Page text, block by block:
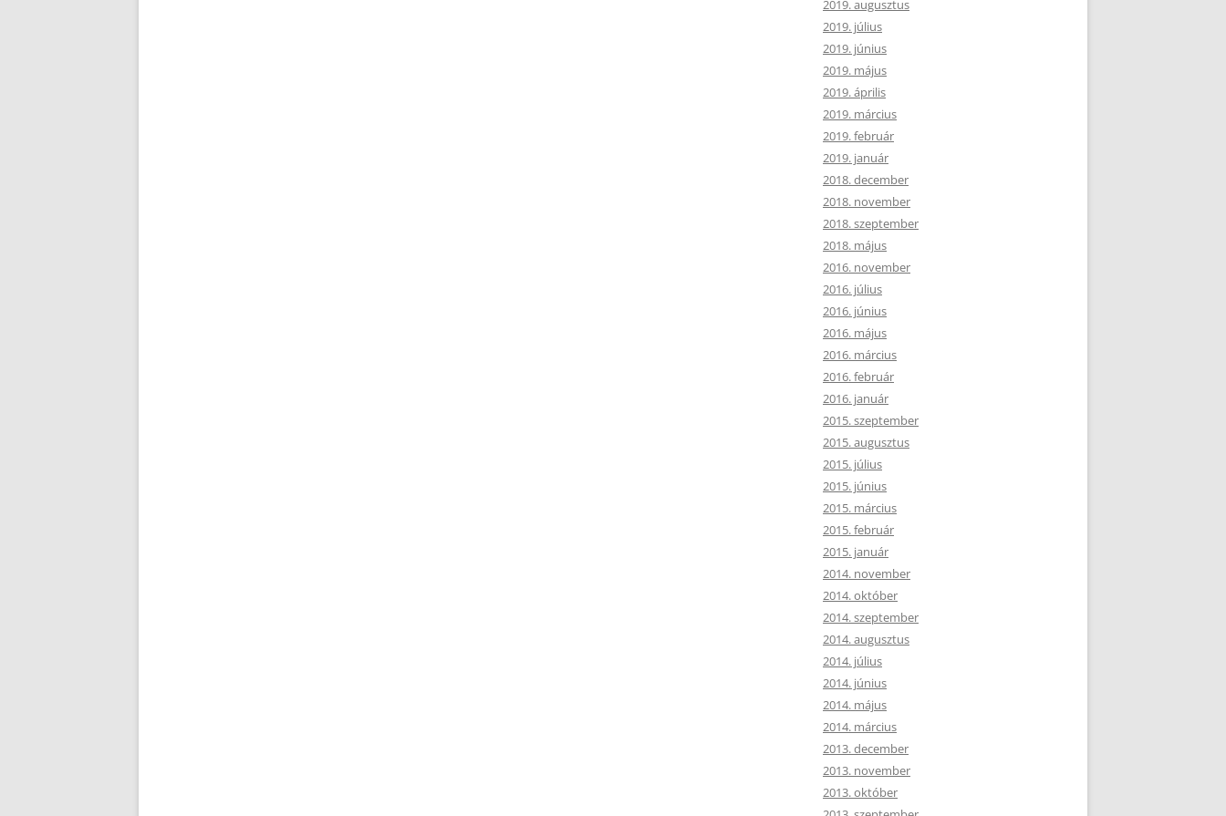
2019. augusztus
2019. július
2019. június
2019. május
2019. április
2019. március
2019. február
2019. január
2018. december
2018. november
2018. szeptember
2018. május
2016. november
2016. július
2016. június
2016. május
2016. március
2016. február
2016. január
2015. szeptember
2015. augusztus
2015. július
2015. június
2015. március
2015. február
2015. január
2014. november
2014. október
2014. szeptember
2014. augusztus
2014. július
2014. június
2014. május
2014. március
2013. december
2013. november
2013. október